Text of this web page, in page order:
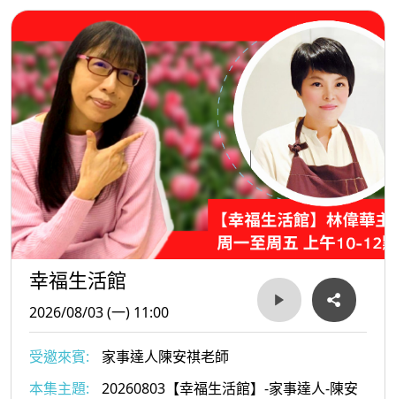
幸福生活館
2026/08/03 (一) 11:00
受邀來賓:
家事達人陳安祺老師
本集主題:
20260803【幸福生活館】-家事達人-陳安